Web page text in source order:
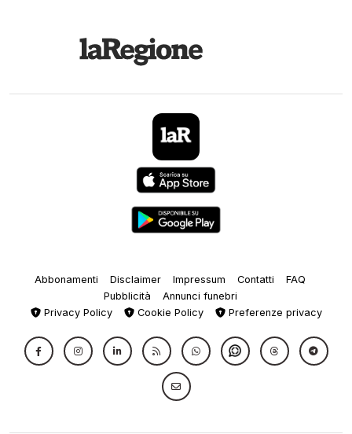
Abbonamenti Disclaimer Impressum Contatti
FAQ
Pubblicità
Annunci funebri
Privacy Policy
Cookie Policy Preferenze privacy